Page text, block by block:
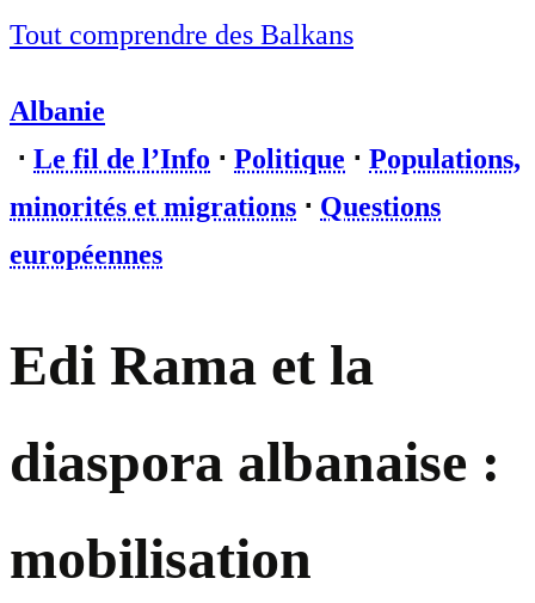
Tout comprendre des Balkans
Albanie
⋅ Le fil de l’Info ⋅ Politique ⋅ Populations,
minorités et migrations ⋅ Questions
européennes
Edi Rama et la
diaspora albanaise :
mobilisation